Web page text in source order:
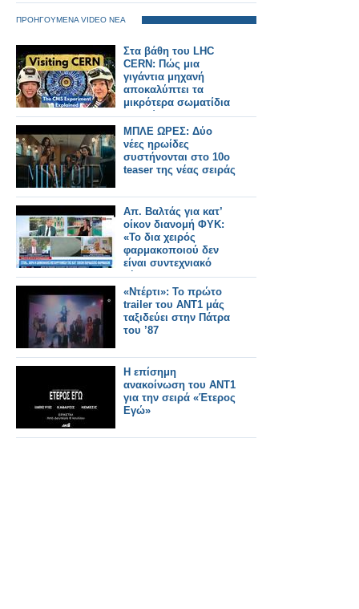
ΠΡΟΗΓΟΥΜΕΝΑ VIDEO ΝΕΑ
Στα βάθη του LHC
CERN: Πώς μια
γιγάντια μηχανή
αποκαλύπτει τα
μικρότερα σωματίδια
του Σύμπαντος
ΜΠΛΕ ΩΡΕΣ: Δύο
νέες ηρωίδες
συστήνονται στο 10ο
teaser της νέας σειράς
Απ. Βαλτάς για κατ’
οίκον διανομή ΦΥΚ:
«To δια χειρός
φαρμακοποιού δεν
είναι συντεχνιακό
ζήτημα» (video)
«Ντέρτι»: Το πρώτο
trailer του ΑΝΤ1 μάς
ταξιδεύει στην Πάτρα
του ’87
Η επίσημη
ανακοίνωση του ΑΝΤ1
για την σειρά «Έτερος
Εγώ»